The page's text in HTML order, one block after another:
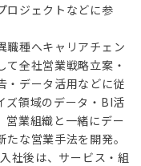
ロジェクトなどに参
職種へキャリアチェン
て全社営業戦略立案・
・データ活用などに従
ズ領域のデータ・BI活
営業組織と一緒にデー
な営業手法を開発。
社後は、サービス・組